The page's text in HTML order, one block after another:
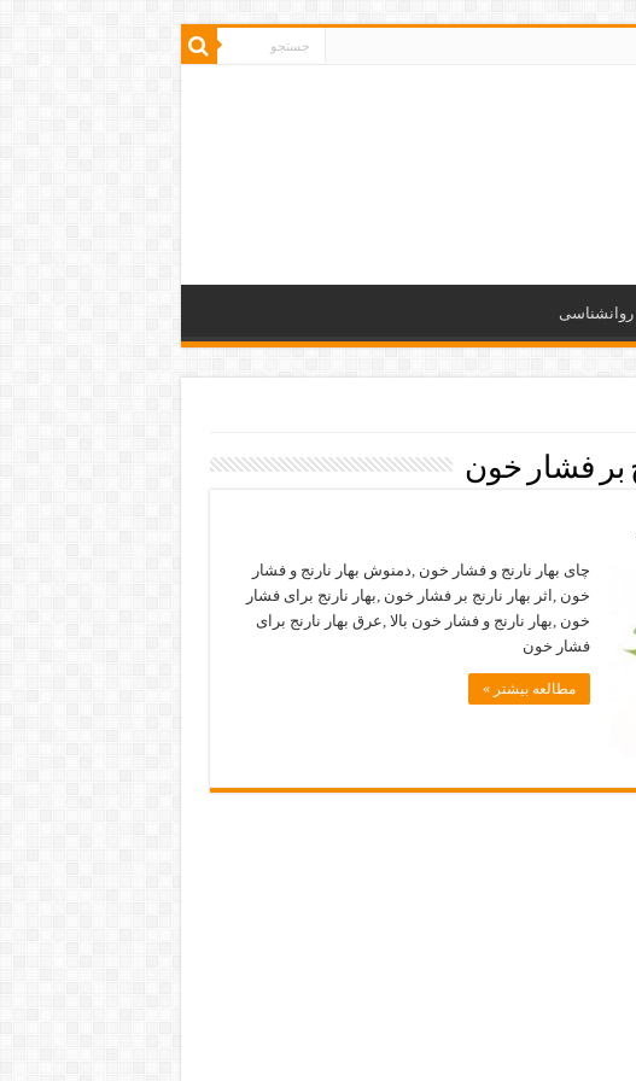
روانشناسی
بر فشار خون
چای بهار نارنج و فشار خون ,دمنوش بهار نارنج و فشار
خون ,اثر بهار نارنج بر فشار خون ,بهار نارنج برای فشار
خون ,بهار نارنج و فشار خون بالا ,عرق بهار نارنج برای
فشار خون
مطالعه بیشتر »